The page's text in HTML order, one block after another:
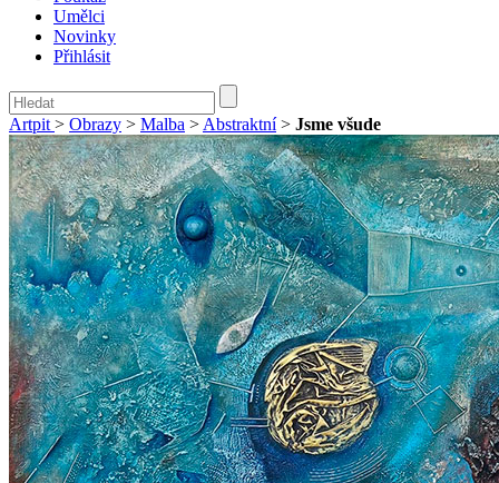
Umělci
Novinky
Přihlásit
Artpit > Obrazy > Malba > Abstraktní> Jsme všude